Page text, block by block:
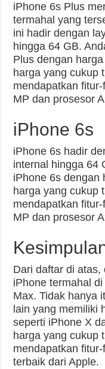
iPhone 6s Plus
termahal yang
ini hadir dengan
hingga 64 GB.
Plus dengan
harga yang cukup
mendapatkan
MP dan prosesor
iPhone 6s
iPhone 6s hadir
internal hingga 64
iPhone 6s dengan
harga yang cukup
mendapatkan
MP dan prosesor
Dari daftar di
iPhone termahal
Max. Tidak hanya
lain yang memiliki
seperti iPhone X
harga yang cukup
mendapatkan
terbaik dari Apple.